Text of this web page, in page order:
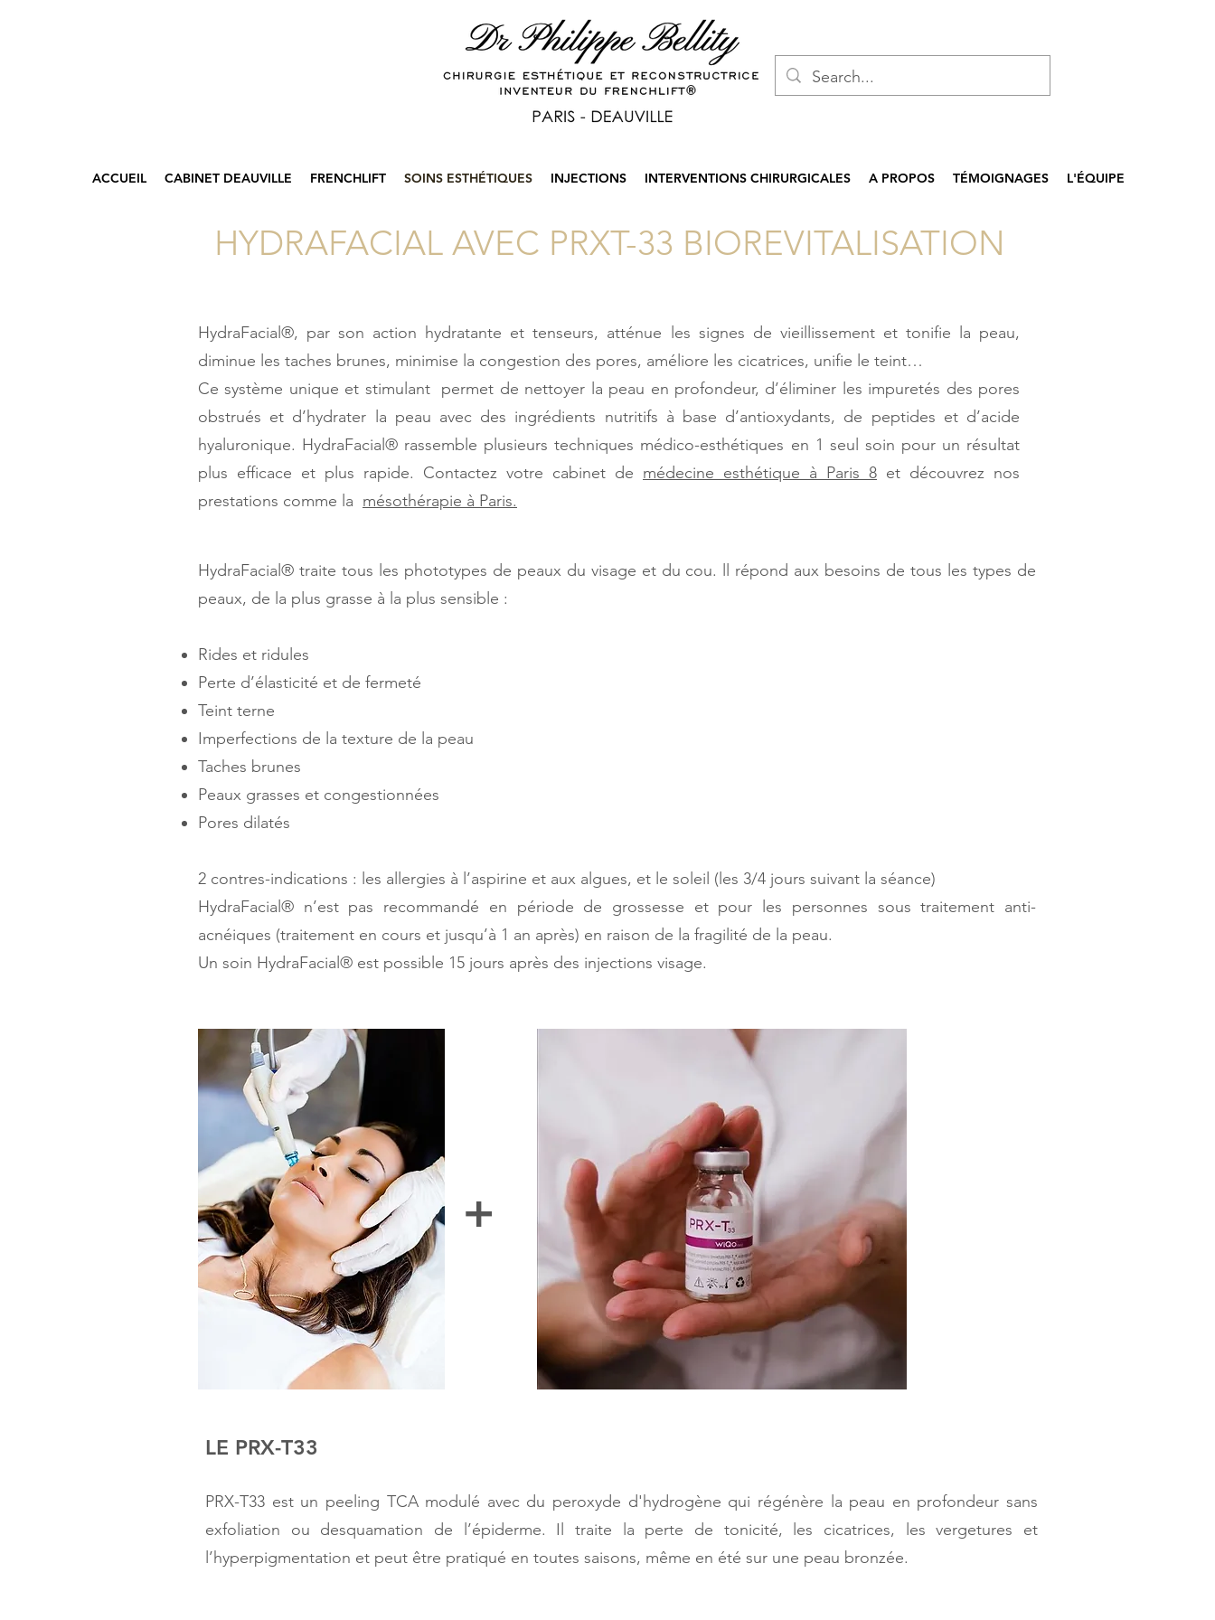
ACCUEIL CABINET DEAUVILLE FRENCHLIFT SOINS ESTHÉTIQUES INJECTIONS INTERVENTIONS CHIRURGICALES A PROPOS TÉMOIGNAGES L'ÉQUIPE
HYDRAFACIAL AVEC PRXT-33 BIOREVITALISATION
HydraFacial®, par son action hydratante et tenseurs, atténue les signes de vieillissement et tonifie la peau,
diminue les taches brunes, minimise la congestion des pores, améliore les cicatrices, unifie le teint…
Ce système unique et stimulant permet de nettoyer la peau en profondeur, d’éliminer les impuretés des pores
obstrués et d’hydrater la peau avec des ingrédients nutritifs à base d’antioxydants, de peptides et d’acide
hyaluronique. HydraFacial® rassemble plusieurs techniques médico-esthétiques en 1 seul soin pour un résultat
plus efficace et plus rapide. Contactez votre cabinet de médecine esthétique à Paris 8 ​ et découvrez nos
prestations comme la mésothérapie à Paris.
HydraFacial® traite tous les phototypes de peaux du visage et du cou. ll répond aux besoins de tous les types de
peaux, de la plus grasse à la plus sensible :
Rides et ridules
Perte d’élasticité et de fermeté
Teint terne
Imperfections de la texture de la peau
Taches brunes
Peaux grasses et congestionnées
Pores dilatés
2 contres-indications : les allergies à l’aspirine et aux algues, et le soleil (les 3/4 jours suivant la séance)
HydraFacial® n’est pas recommandé en période de grossesse et pour les personnes sous traitement anti-
acnéiques (traitement en cours et jusqu’à 1 an après) en raison de la fragilité de la peau.
Un soin HydraFacial® est possible 15 jours après des injections visage.
+
LE PRX-T33
PRX-T33 est un peeling TCA modulé avec du peroxyde d'hydrogène qui régénère la peau en profondeur sans
exfoliation ou desquamation de l’épiderme. Il traite la perte de tonicité, les cicatrices, les vergetures et
l’hyperpigmentation et peut être pratiqué en toutes saisons, même en été sur une peau bronzée.